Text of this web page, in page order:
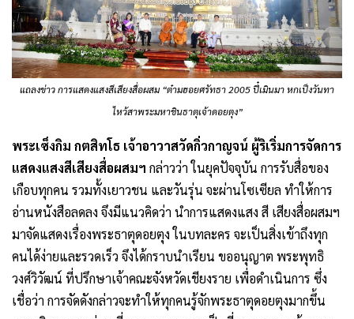
แถลงข่าว การแสดงแสงสีเสียงสื่อผสม “ต๋ามฮอยศรัทธา 2005 ปี๋เมินมา หกเป็งวันทา
ไหว้สาพระมหาชินธาตุเจ้าดอยตุง”
พระเซ็งกิม กตสิทโธ เจ้าอาวาสวัดกิ่วกาญจน์ ผู้ริเริ่มการจัดการ
แสดงแสงสีเสียงสื่อผสมฯ กล่าวว่า ในยุคปัจจุบัน การรับสื่อของ
เกือบทุกคน รวมทั้งเยาวชน และวันรุ่น จะผ่านโซเซียล ทำให้การ
อ่านหนังสือลดลง จึงมีแนวคิดว่า นำการแสดงแสง สี เสียงสื่อผสมฯ
มาจัดแสดงเรื่องพระธาตุดอยตุง ในบทละคร จะเป็นสิ่งเข้าถึงทุก
คนได้ง่ายและรวดเร็ว จึงได้กราบนำเรียน ขออนุญาต พระพุทธิ
วงศ์วิวัฒน์ ที่ปรึกษาเจ้าคณะจังหวัดเชียงราย เพื่อดำเนินการ ซึ่ง
เชื่อว่า การจัดดังกล่าวจะทำให้ทุกคนรู้จักพระธาตุดอยตุงมากขึ้น